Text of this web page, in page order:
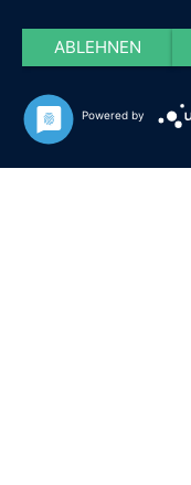
ABLEHNEN
Powered by